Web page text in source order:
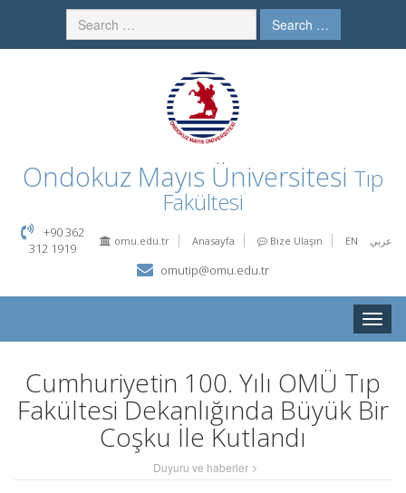
Search …
Ondokuz Mayıs Üniversitesi Tıp
Fakültesi
omu.edu.tr Anasayfa Bize Ulaşın EN عربي
+90 362
312 1919
omutip@omu.edu.tr
Toggle
Cumhuriyetin 100. Yılı OMÜ Tıp
Fakültesi Dekanlığında Büyük Bir
Coşku İle Kutlandı
Duyuru ve haberler